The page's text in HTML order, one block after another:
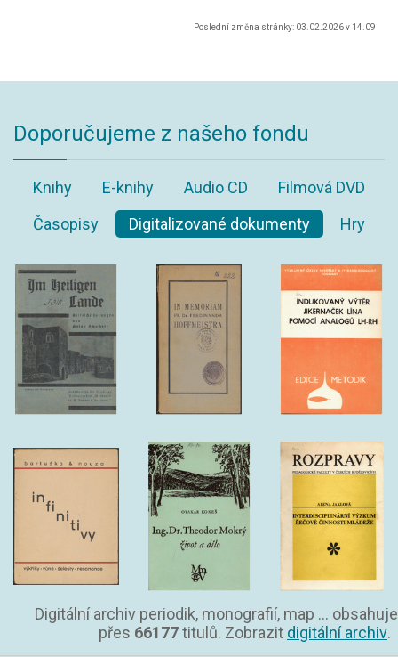
Poslední změna stránky: 03.02.2026 v 14.09
Doporučujeme z našeho fondu
Knihy E-knihy Audio CD
Filmová DVD
Časopisy
Digitalizované dokumenty Hry
Digitální archiv periodik, monografií, map ... obsahuje
přes 66177titulů. Zobrazit digitální archiv.